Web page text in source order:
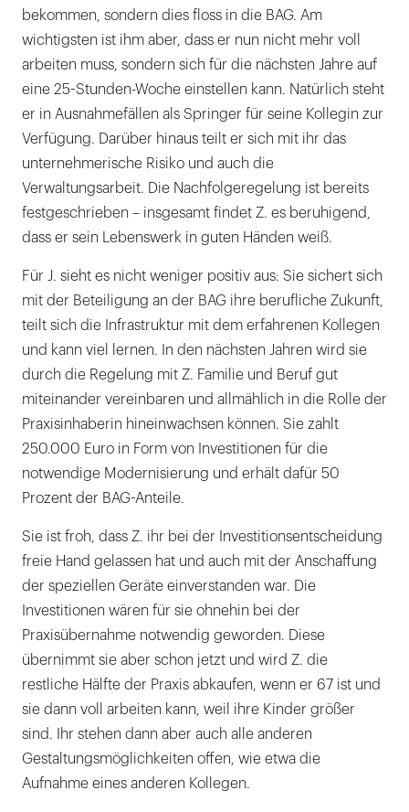
bekommen, sondern dies floss in die BAG. Am
wichtigsten ist ihm aber, dass er nun nicht mehr voll
arbeiten muss, sondern sich für die nächsten Jahre auf
eine 25-Stunden-Woche einstellen kann. Natürlich steht
er in Ausnahmefällen als Springer für seine Kollegin zur
Verfügung. Darüber hinaus teilt er sich mit ihr das
unternehmerische Risiko und auch die
Verwaltungsarbeit. Die Nachfolgeregelung ist bereits
festgeschrieben – insgesamt findet Z. es beruhigend,
dass er sein Lebenswerk in guten Händen weiß.
Für J. sieht es nicht weniger positiv aus: Sie sichert sich
mit der Beteiligung an der BAG ihre berufliche Zukunft,
teilt sich die Infrastruktur mit dem erfahrenen Kollegen
und kann viel lernen. In den nächsten Jahren wird sie
durch die Regelung mit Z. Familie und Beruf gut
miteinander vereinbaren und allmählich in die Rolle der
Praxisinhaberin hineinwachsen können. Sie zahlt
250.000 Euro in Form von Investitionen für die
notwendige Modernisierung und erhält dafür 50
Prozent der BAG-Anteile.
Sie ist froh, dass Z. ihr bei der Investitionsentscheidung
freie Hand gelassen hat und auch mit der Anschaffung
der speziellen Geräte einverstanden war. Die
Investitionen wären für sie ohnehin bei der
Praxisübernahme notwendig geworden. Diese
übernimmt sie aber schon jetzt und wird Z. die
restliche Hälfte der Praxis abkaufen, wenn er 67 ist und
sie dann voll arbeiten kann, weil ihre Kinder größer
sind. Ihr stehen dann aber auch alle anderen
Gestaltungsmöglichkeiten offen, wie etwa die
Aufnahme eines anderen Kollegen.